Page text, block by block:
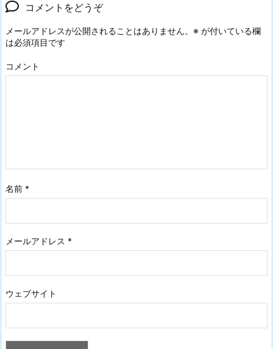
コメントをどうぞ
メールアドレスが公開されることはありません。 ※ が付いている欄
は必須項目です
コメント
名前 *
メールアドレス *
ウェブサイト